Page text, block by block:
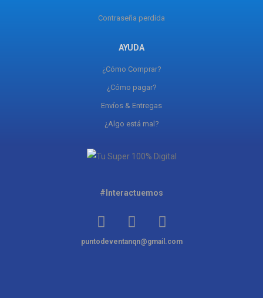
Contraseña perdida
AYUDA
¿Cómo Comprar?
¿Cómo pagar?
Envíos & Entregas
¿Algo está mal?
#Interactuemos
puntodeventanqn@gmail.com